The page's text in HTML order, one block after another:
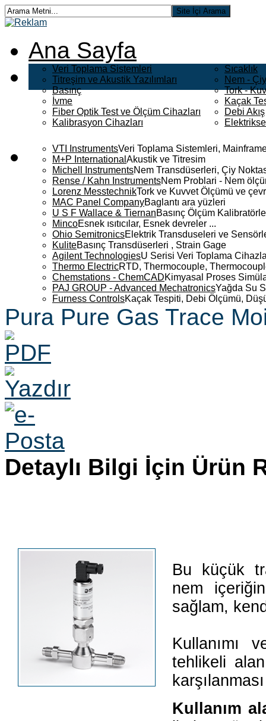
Ana Sayfa
Veri Toplama Sistemleri
Titreşim ve Akustik Yazılımları
Basınç
İvme
Fiber Optik Test ve Ölçüm Cihazları
Kalibrasyon Cihazları
Sıcaklık
Nem -
Tork -
Kaçak
Debi Akış
VTI InstrumentsVeri Toplama Sistemleri,
M+P International Akustik ve Titresim
Michell InstrumentsNem Transdüserleri, Çiy
Rense / Kahn InstrumentsNem Problari - Nem
Lorenz MesstechnikTork ve Kuvvet Ölçümü ve
MAC Panel CompanyBaglantı ara yüzleri
U S F Wallace & TiernanBasınç Ölçüm
MincoEsnek ısıtıcılar, Esnek devreler ...
Ohio SemitronicsElektrik Transduseleri ve
KuliteBasınç Transdüserleri , Strain Gage
Agilent TechnologiesU Serisi Veri Toplama
Thermo ElectricRTD, Thermocouple,
Chemstations - ChemCADKimyasal Proses
PAJ GROUP - Advanced MechatronicsYağda Su
Furness ControlsKaçak Tespiti, Debi Ölçümü,
Pura Pure Gas Trace
Detaylı Bilgi İçin Ürün
Bu küçük
nem
sağlam,
Kullanımı
tehlikeli
Kullanım